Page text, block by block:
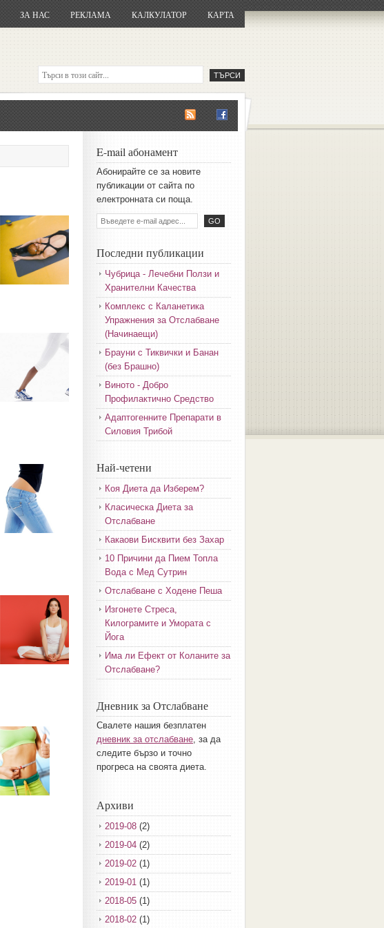
ЗА НАС РЕКЛАМА КАЛКУЛАТОР КАРТА
E-mail абонамент
Aбoниpaйтe ce зa нoвитe
пyбликaции oт caйтa пo
eлeктpoннaтa cи пoщa.
Последни публикации
Чубрица - Лечебни Ползи и
Хранителни Качества
Комплекс с Каланетика
Упражнения за Отслабване
(Начинаещи)
Брауни с Тиквички и Банан
(без Брашно)
Виното - Добро
Профилактично Средство
Адаптогенните Препарати в
Силовия Трибой
Най-четени
Коя Диета да Изберем?
Класическа Диета за
Отслабване
Какаови Бисквити без Захар
10 Причини да Пием Топла
Вода с Мед Сутрин
Отслабване с Ходене Пеша
Изгонете Стреса,
Килограмите и Умората с
Йога
Има ли Ефект от Коланите за
Отслабване?
Дневник за Отслабване
Свалете нашия безплатен
дневник за отслабване, за да
следите бързо и точно
прогреса на своята диета.
Архиви
2019-08 (2)
2019-04 (2)
2019-02 (1)
2019-01 (1)
2018-05 (1)
2018-02 (1)